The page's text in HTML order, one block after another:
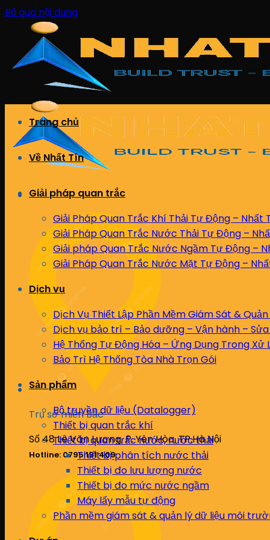
Bỏ qua nội dung
Trụ sở miền Bắc
Số 48 Lê Văn Lương, P. Yên Hòa, TP.Hà Nội
Hotline: 0795 191 409
Trang chủ
Về Nhất Tín
Giải pháp quan trắc
Giải Pháp Quan Trắc Khí Thải Tự Động – Nhất
Giải Pháp Quan Trắc Nước Thải Tự Động –
Giải pháp Quan Trắc Nước Ngầm Tự Động –
Giải Pháp Quan Trắc Nước Mặt Tự Động –
Dịch vụ
Dịch Vụ Thiết Lập Phần Mềm Giám Sát &
Dịch vụ bảo trì – Bảo dưỡng – Vận hành –
Hệ Thống Tự Động Hóa – Ứng Dụng Trong Xử
Bảo Trì Hệ Thống Tòa Nhà Trọn Gói
Sản phẩm
Bộ truyền dữ liệu (Datalogger)
Thiết bị quan trắc khí
Thiết bị quan trắc nước, nước thải
Thiết bị phân tích nước thải
Thiết bị đo lưu lượng nước
Thiết bị đo mức nước ngầm
Máy lấy mẫu tự động
Phần mềm giám sát & quản lý dữ liệu môi